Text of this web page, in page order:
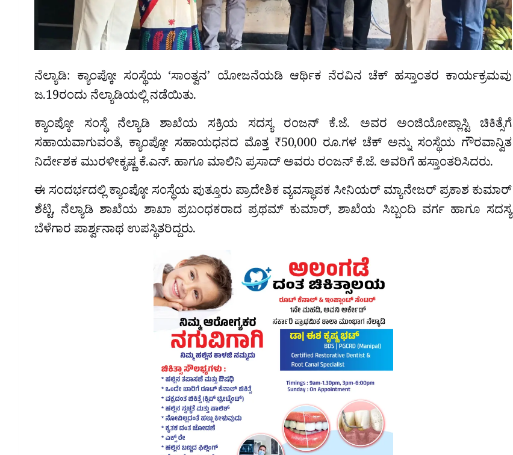
ನೆಲ್ಯಾಡಿ: ಕ್ಯಾಂಪ್ಕೋ ಸಂಸ್ಥೆಯ ‘ಸಾಂತ್ವನ’ ಯೋಜನೆಯಡಿ ಆರ್ಥಿಕ ನೆರವಿನ ಚೆಕ್ ಹಸ್ತಾಂತರ ಕಾರ್ಯಕ್ರಮವು
ಜ.19ರಂದು ನೆಲ್ಯಾಡಿಯಲ್ಲಿ ನಡೆಯಿತು.
ಕ್ಯಾಂಪ್ಕೋ ಸಂಸ್ಥೆ ನೆಲ್ಯಾಡಿ ಶಾಖೆಯ ಸಕ್ರಿಯ ಸದಸ್ಯ ರಂಜನ್ ಕೆ.ಜೆ. ಅವರ ಅಂಜಿಯೋಪ್ಲಾಸ್ಟಿ ಚಿಕಿತ್ಸೆಗೆ
ಸಹಾಯವಾಗುವಂತೆ, ಕ್ಯಾಂಪ್ಕೋ ಸಹಾಯಧನದ ಮೊತ್ತ ₹50,000 ರೂ.ಗಳ ಚೆಕ್ ಅನ್ನು ಸಂಸ್ಥೆಯ ಗೌರವಾನ್ವಿತ
ನಿರ್ದೇಶಕ ಮುರಳೀಕೃಷ್ಣ ಕೆ.ಎನ್. ಹಾಗೂ ಮಾಲಿನಿ ಪ್ರಸಾದ್ ಅವರು ರಂಜನ್ ಕೆ.ಜೆ. ಅವರಿಗೆ ಹಸ್ತಾಂತರಿಸಿದರು.
ಈ ಸಂದರ್ಭದಲ್ಲಿ ಕ್ಯಾಂಪ್ಕೋ ಸಂಸ್ಥೆಯ ಪುತ್ತೂರು ಪ್ರಾದೇಶಿಕ ವ್ಯವಸ್ಥಾಪಕ ಸೀನಿಯರ್ ಮ್ಯಾನೇಜರ್ ಪ್ರಕಾಶ ಕುಮಾರ್
ಶೆಟ್ಟಿ, ನೆಲ್ಯಾಡಿ ಶಾಖೆಯ ಶಾಖಾ ಪ್ರಬಂಧಕರಾದ ಪ್ರಥಮ್ ಕುಮಾರ್, ಶಾಖೆಯ ಸಿಬ್ಬಂದಿ ವರ್ಗ ಹಾಗೂ ಸದಸ್ಯ
ಬೆಳೆಗಾರ ಪಾರ್ಶ್ವನಾಥ ಉಪಸ್ಥಿತರಿದ್ದರು.